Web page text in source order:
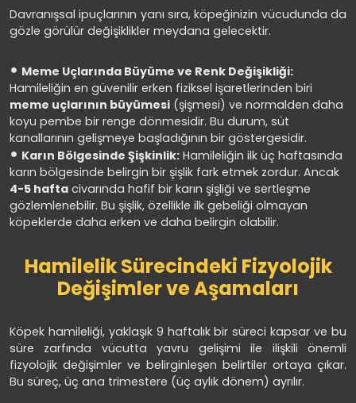
Davranışsal ipuçlarının yanı sıra, köpeğinizin vücudunda da
gözle görülür değişiklikler meydana gelecektir.
Meme Uçlarında Büyüme ve Renk Değişikliği:
Hamileliğin en güvenilir erken fiziksel işaretlerinden biri
meme uçlarının büyümesi (şişmesi) ve normalden daha
koyu pembe bir renge dönmesidir. Bu durum, süt
kanallarının gelişmeye başladığının bir göstergesidir.
Karın Bölgesinde Şişkinlik: Hamileliğin ilk üç haftasında
karın bölgesinde belirgin bir şişlik fark etmek zordur. Ancak
4-5 hafta civarında hafif bir karın şişliği ve sertleşme
gözlemlenebilir. Bu şişlik, özellikle ilk gebeliği olmayan
köpeklerde daha erken ve daha belirgin olabilir.
Hamilelik Sürecindeki Fizyolojik
Değişimler ve Aşamaları
Köpek hamileliği, yaklaşık 9 haftalık bir süreci kapsar ve bu
süre zarfında vücutta yavru gelişimi ile ilişkili önemli
fizyolojik değişimler ve belirginleşen belirtiler ortaya çıkar.
Bu süreç, üç ana trimestere (üç aylık dönem) ayrılır.